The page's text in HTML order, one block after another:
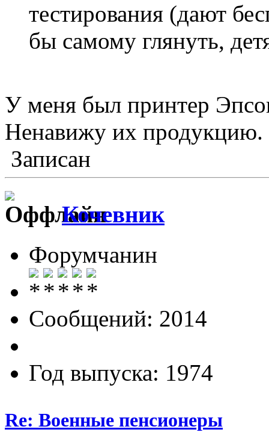
тестирования (дают
бы самому глянуть,
У меня был принтер
Ненавижу их
Записан
Кочевник
Форумчанин
Сообщений: 2014
Год выпуска: 1974
Re: Военные пенсионеры